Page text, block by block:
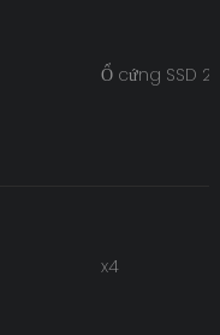
Ổ cứng SSD
x4